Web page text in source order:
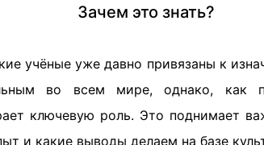
Зачем это знать?
учёные уже давно привязаны к
во всем мире, однако, как
ключевую роль. Это поднимает
и какие выводы делаем на базе